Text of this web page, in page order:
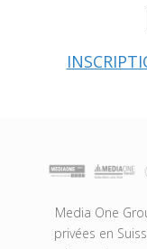
Media One
privées en